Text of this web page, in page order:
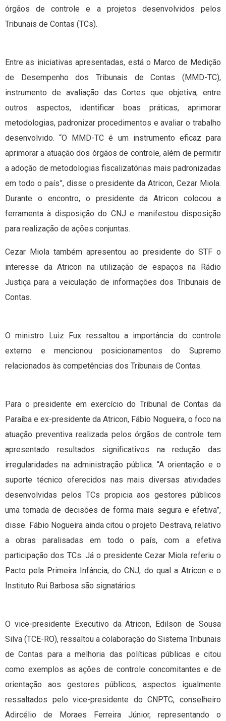
órgãos de controle e a projetos desenvolvidos pelos
Tribunais de Contas (TCs).
Entre as iniciativas apresentadas, está o Marco de Medição
de Desempenho dos Tribunais de Contas (MMD-TC),
instrumento de avaliação das Cortes que objetiva, entre
outros aspectos, identificar boas práticas, aprimorar
metodologias, padronizar procedimentos e avaliar o trabalho
desenvolvido. “O MMD-TC é um instrumento eficaz para
aprimorar a atuação dos órgãos de controle, além de permitir
a adoção de metodologias fiscalizatórias mais padronizadas
em todo o país”, disse o presidente da Atricon, Cezar Miola.
Durante o encontro, o presidente da Atricon colocou a
ferramenta à disposição do CNJ e manifestou disposição
para realização de ações conjuntas.
Cezar Miola também apresentou ao presidente do STF o
interesse da Atricon na utilização de espaços na Rádio
Justiça para a veiculação de informações dos Tribunais de
Contas.
O ministro Luiz Fux ressaltou a importância do controle
externo e mencionou posicionamentos do Supremo
relacionados às competências dos Tribunais de Contas.
Para o presidente em exercício do Tribunal de Contas da
Paraíba e ex-presidente da Atricon, Fábio Nogueira, o foco na
atuação preventiva realizada pelos órgãos de controle tem
apresentado resultados significativos na redução das
irregularidades na administração pública. “A orientação e o
suporte técnico oferecidos nas mais diversas atividades
desenvolvidas pelos TCs propicia aos gestores públicos
uma tomada de decisões de forma mais segura e efetiva”,
disse. Fábio Nogueira ainda citou o projeto Destrava, relativo
a obras paralisadas em todo o país, com a efetiva
participação dos TCs. Já o presidente Cezar Miola referiu o
Pacto pela Primeira Infância, do CNJ, do qual a Atricon e o
Instituto Rui Barbosa são signatários.
O vice-presidente Executivo da Atricon, Edilson de Sousa
Silva (TCE-RO), ressaltou a colaboração do Sistema Tribunais
de Contas para a melhoria das políticas públicas e citou
como exemplos as ações de controle concomitantes e de
orientação aos gestores públicos, aspectos igualmente
ressaltados pelo vice-presidente do CNPTC, conselheiro
Adircélio de Moraes Ferreira Júnior, representando o